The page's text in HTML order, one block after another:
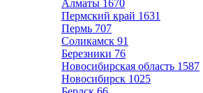
Алматы 1670
Пермский край 1631
Пермь 707
Соликамск 91
Березники 76
Новосибирская область 1587
Новосибирск 1025